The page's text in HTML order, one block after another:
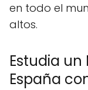
en todo el
altos.
Estudia
España